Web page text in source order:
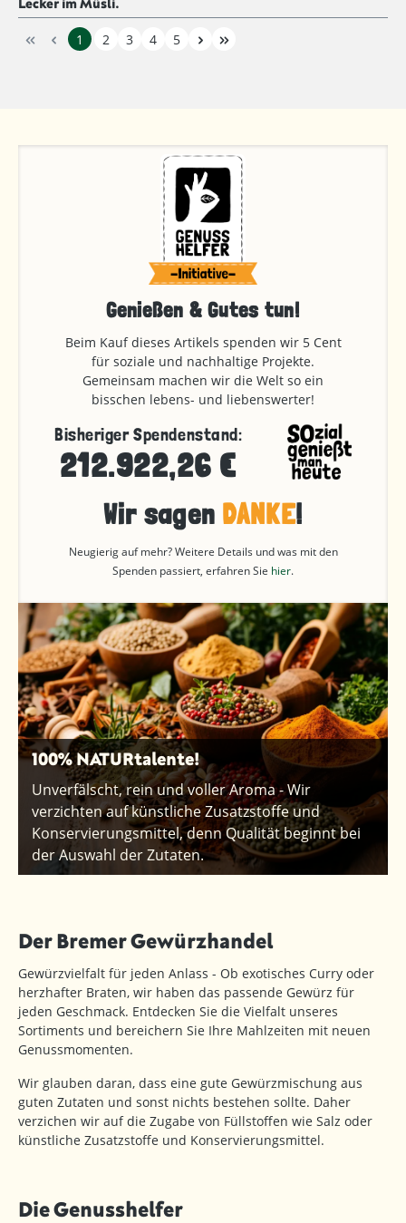
1 2 3 4 5
Genießen & Gutes tun!
Beim Kauf dieses Artikels spenden wir 5 Cent
für soziale und nachhaltige Projekte.
Gemeinsam machen wir die Welt so ein
bisschen lebens- und liebenswerter!
Bisheriger Spendenstand:
212.922,26 €
Wir sagen DANKE!
Neugierig auf mehr? Weitere Details und was mit den
Spenden passiert, erfahren Sie hier.
100% NATURtalente!
Unverfälscht, rein und voller Aroma - Wir
verzichten auf künstliche Zusatzstoffe und
Konservierungsmittel, denn Qualität beginnt bei
der Auswahl der Zutaten.
Der Bremer Gewürzhandel
Gewürzvielfalt für jeden Anlass - Ob exotisches Curry oder
herzhafter Braten, wir haben das passende Gewürz für
jeden Geschmack. Entdecken Sie die Vielfalt unseres
Sortiments und bereichern Sie Ihre Mahlzeiten mit neuen
Genussmomenten.
Wir glauben daran, dass eine gute Gewürzmischung aus
guten Zutaten und sonst nichts bestehen sollte. Daher
verzichen wir auf die Zugabe von Füllstoffen wie Salz oder
künstliche Zusatzstoffe und Konservierungsmittel.
Die Genusshelfer